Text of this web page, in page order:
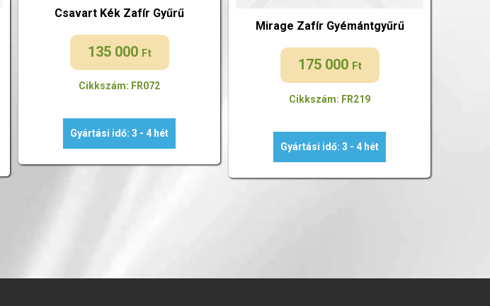
Csavart Kék Zafír Gyűrű
135 000 Ft
Cikkszám: FR072
Gyártási idő: 3 - 4 hét
Mirage Zafír Gyémántgyűrű
175 000 Ft
Cikkszám: FR219
Gyártási idő: 3 - 4 hét